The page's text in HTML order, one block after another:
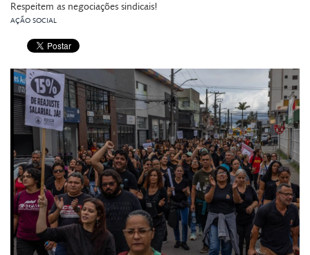
Respeitem as negociações sindicais!
AÇÃO SOCIAL